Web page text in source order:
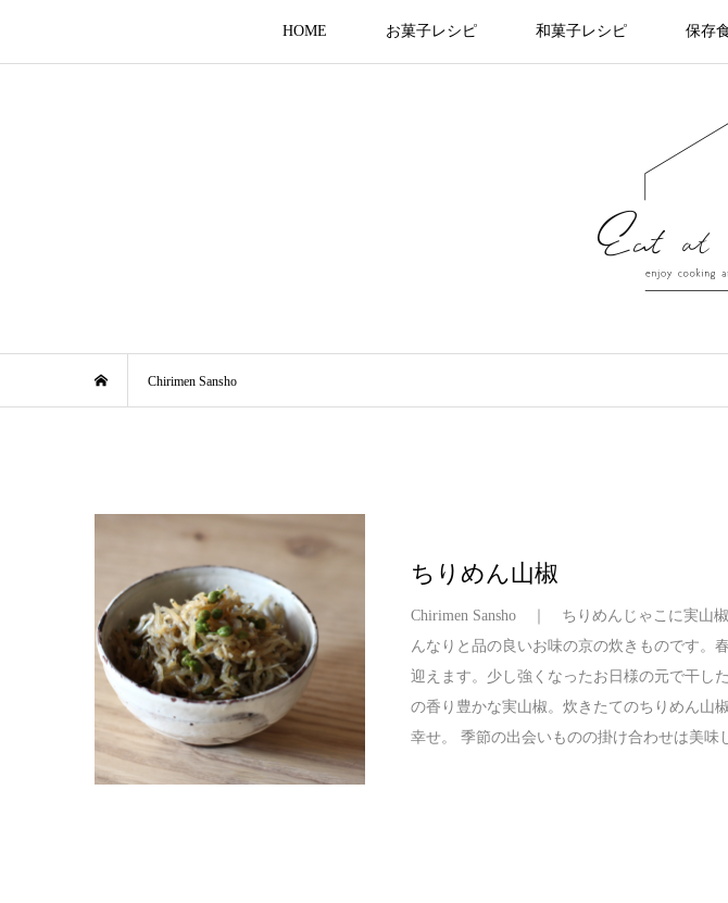
HOME お菓子レシピ 和菓子レシピ 保存
Chirimen Sansho
ちりめん山椒
Chirimen Sansho ｜ ちりめんじゃこに実山
んなりと品の良いお味の京の炊きものです。
迎えます。少し強くなったお日様の元で干し
の香り豊かな実山椒。炊きたてのちりめん山
幸せ。 季節の出会いものの掛け合わせは美味